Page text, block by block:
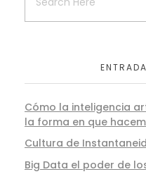
Cómo la inteligencia
la forma en que
Cultura de
Big Data el poder de